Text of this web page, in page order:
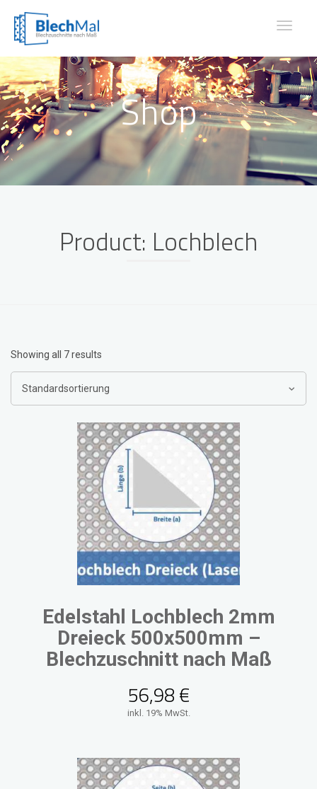
Toggle
Shop
Product: Lochblech
Showing all 7 results
Edelstahl Lochblech 2mm
Dreieck 500x500mm –
Blechzuschnitt nach Maß
56,98€
inkl. 19% MwSt.